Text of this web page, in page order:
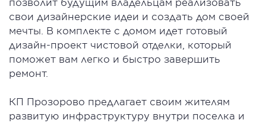
свои дизайнерские идеи и создать дом своей
мечты. В комплекте с домом идет готовый
дизайн-проект чистовой отделки, который
поможет вам легко и быстро завершить
ремонт.
КП Прозорово предлагает своим жителям
развитую инфраструктуру внутри поселка и